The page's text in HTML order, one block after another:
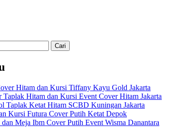
Hitam dan Kursi Tiffany Kayu Gold Jakarta
Taplak Hitam dan Kursi Event Cover Hitam Jakarta
Taplak Ketat Hitam SCBD Kuningan Jakarta
Kursi Futura Cover Putih Ketat Depok
Meja Ibm Cover Putih Event Wisma Danantara